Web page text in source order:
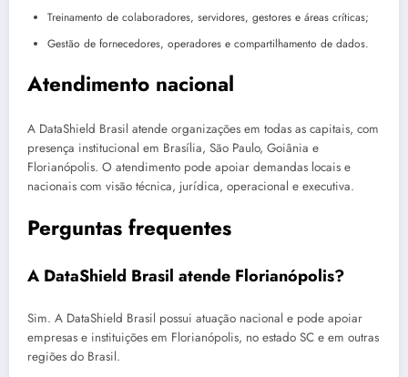
Treinamento de colaboradores, servidores, gestores e áreas críticas;
Gestão de fornecedores, operadores e compartilhamento de dados.
Atendimento nacional
A DataShield Brasil atende organizações em todas as capitais, com
presença institucional em Brasília, São Paulo, Goiânia e
Florianópolis. O atendimento pode apoiar demandas locais e
nacionais com visão técnica, jurídica, operacional e executiva.
Perguntas frequentes
A DataShield Brasil atende Florianópolis?
Sim. A DataShield Brasil possui atuação nacional e pode apoiar
empresas e instituições em Florianópolis, no estado SC e em outras
regiões do Brasil.